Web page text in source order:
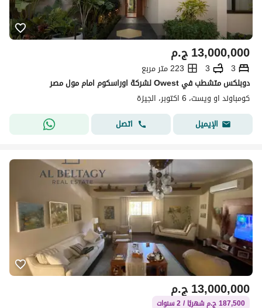
ج.م13,000,000
3
3
223 متر مربع
دوبلكس متشطب في Owest لشركة اوراسكوم امام مول مصر
كومباوند او ويست، 6 اكتوبر، الجيزة
الإيميل
اتصل
ج.م13,000,000
187,500 ج.م شهريًا / 2 سنوات